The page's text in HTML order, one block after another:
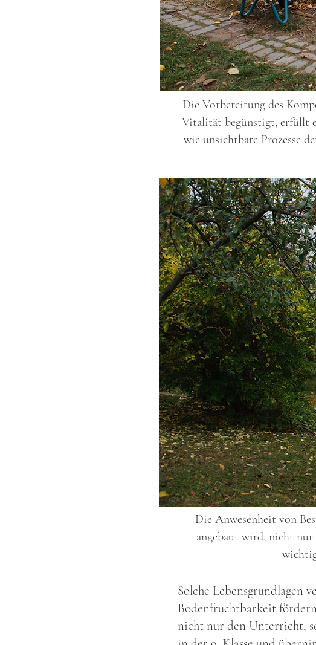
Die Vorbereitung des
Vitalität begünstigt, erfüllt
wie unsichtbare Prozesse
Die Anwesenheit von
angebaut wird, nicht nur
Solche Lebensgrundlagen
Bodenfruchtbarkeit
nicht nur den Unterricht,